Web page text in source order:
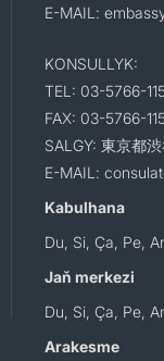
E-MAIL:
KONSULLYK:
TEL: 03-5766-
FAX: 03-5766-
SALGY: 東京都
E-MAIL:
Kabulhana
Du, Si, Ça, Pe,
Jaň merkezi
Du, Si, Ça, Pe,
Arakesme